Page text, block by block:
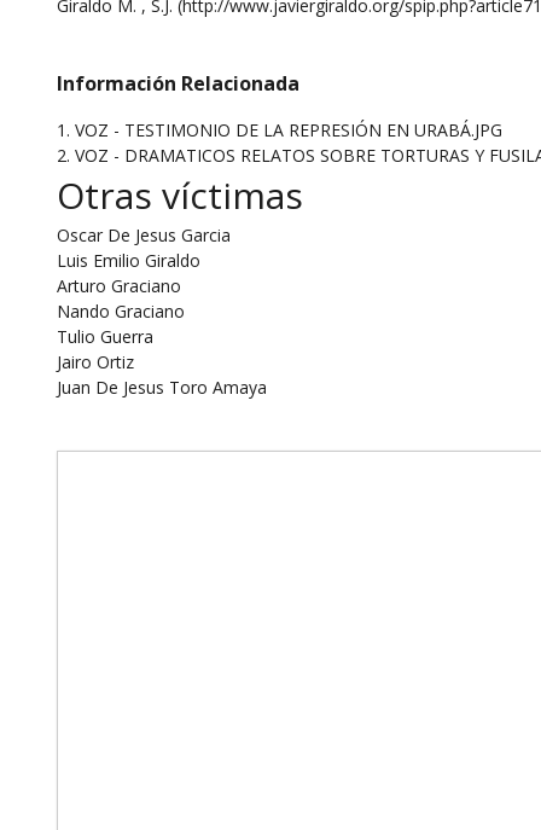
Giraldo M. , S.J. (http://www.javiergiraldo.org/
Información Relacionada
1. VOZ - TESTIMONIO DE LA REPRESIÓN EN URABÁ.JPG
2. VOZ - DRAMATICOS RELATOS SOBRE TORTURAS Y
Otras víctimas
Oscar De Jesus Garcia
Luis Emilio Giraldo
Arturo Graciano
Nando Graciano
Tulio Guerra
Jairo Ortiz
Juan De Jesus Toro Amaya